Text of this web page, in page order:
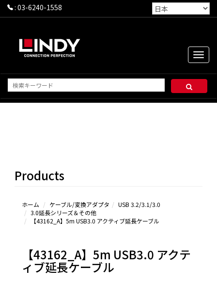
: 03-6240-1558
Toggle
リーズ＆その
Products
ホーム ケーブル/変換アダプタ
USB 3.2/3.1/3.0
3.0延長シリーズ＆その他
【43162_A】5m USB3.0 アクティブ延長ケーブル
【43162_A】5m USB3.0 アクテ
ィブ延長ケーブル